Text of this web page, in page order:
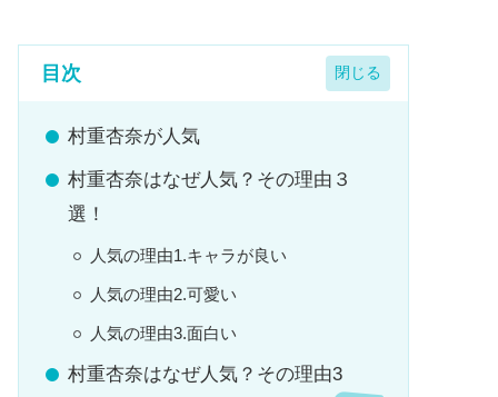
目次
村重杏奈が人気
村重杏奈はなぜ人気？その理由３
選！
人気の理由1.キャラが良い
人気の理由2.可愛い
人気の理由3.面白い
村重杏奈はなぜ人気？その理由3